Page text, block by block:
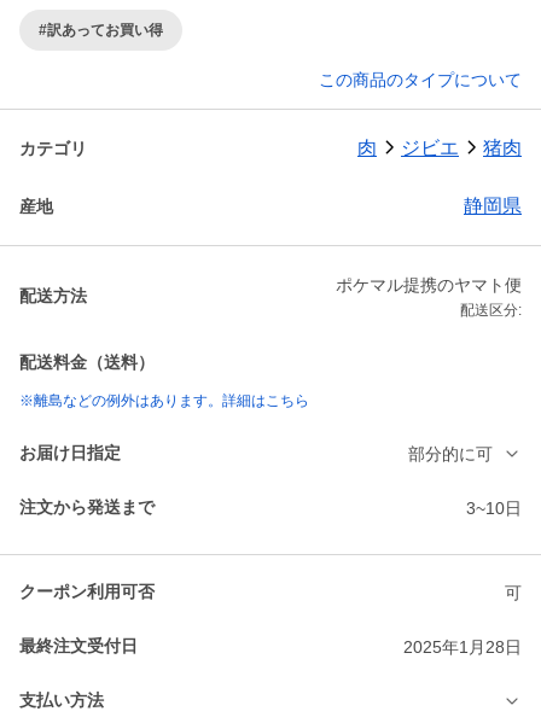
#訳あってお買い得
この商品のタイプについて
カテゴリ 肉 ジビエ 猪肉
産地 静岡県
配送方法
ポケマル提携のヤマト便
配送区分:
配送料金（送料）
※離島などの例外はあります。詳細はこちら
お届け日指定 部分的に可
注文から発送まで 3~10日
クーポン利用可否 可
最終注文受付日 2025年1月28日
支払い方法